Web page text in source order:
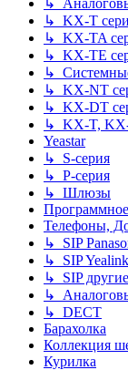
↳
↳ KX-T
↳ KX-TA
↳ KX-TE
↳
↳ KX-NT
↳ KX-DT
↳ KX-T,
Yeastar
↳ S-серия
↳ P-серия
↳ Шлюзы
Телефоны,
↳ SIP
↳ SIP Yealink
↳ SIP другие
↳
↳ DECT
Барахолка
Коллекция
Курилка